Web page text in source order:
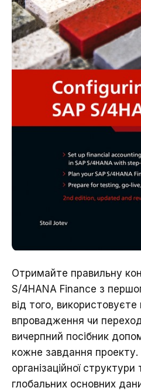
Отримайте правильну
S/4HANA Finance з
від того, використовуєте
впровадження чи
вичерпний посібник
кожне завдання проекту.
організаційної
глобальних основних